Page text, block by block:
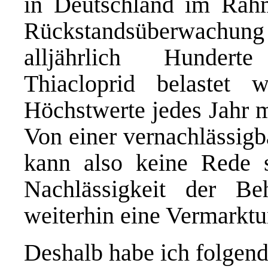
alljährlich
Thiacloprid belastet
Höchstwerte jedes Jahr
Von einer
kann also keine Rede
Nachlässigkeit der
weiterhin eine
Deshalb habe ich